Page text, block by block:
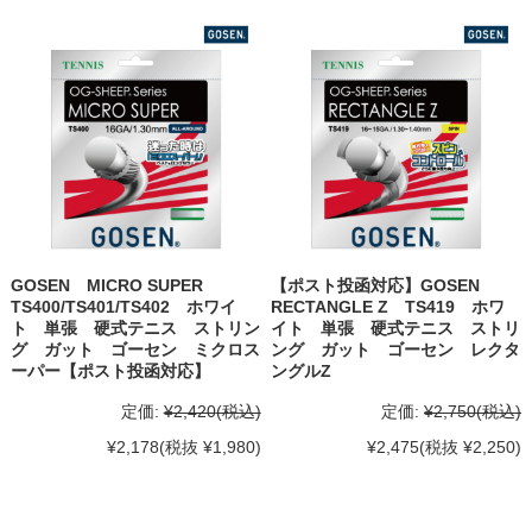
GOSEN MICRO SUPER
TS400/TS401/TS402 ホワイ
ト 単張 硬式テニス ストリン
グ ガット ゴーセン ミクロス
ーパー【ポスト投函対応】
定価: ¥2,420(税込)
¥2,178(税抜 ¥1,980)
【ポスト投函対応】GOSEN
RECTANGLE Z TS419 ホワ
イト 単張 硬式テニス ストリ
ング ガット ゴーセン レクタ
ングルZ
定価: ¥2,750(税込)
¥2,475(税抜 ¥2,250)